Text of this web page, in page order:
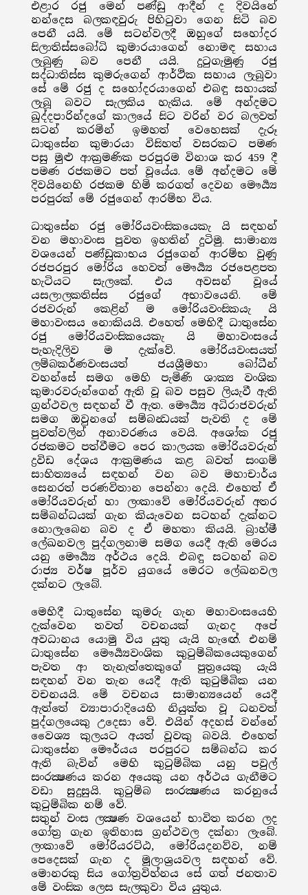
එළාර රජු මෙන් පණ්ඩු ආදීන් ද දිවයිනේ
නන්දෙස බලකඳවුරු පිහිටුවා ගෙන සිටි බව
පෙනී යයි. මේ සටන්වලදී ඔහුගේ සහෝදර
සිලාතිස්සබෝධි කුමාරයාගෙන් නොමඳ සහාය
ලැබුණු බව පෙනී යයි. දුටුගැමුණු රජු
සද්ධාතිස්ස කුමරුගෙන් ආර්ථික සහාය ලැබුවා
සේ මේ රජු ද සහෝදරයාගෙන් එබඳු සහායක්
ලැබූ බවට සැලකිය හැකිය. මේ අන්දමට
ඛුද්දපාරින්දගේ කාලයේ සිට වරින් වර බලවත්
සටන් කරමින් ඉමහත් වෙහෙසක් දැරූ
ධාතුසේන කුමාරයා විසිහත් වසරකට පමණ
පසු මුළු ආක්‍රමණික පරපුරම විනාශ කර 459 දී
පමණ රජකමට පත් වූයේය. මේ අන්දමට මේ
දිවයිනෙහි රජකම හිමි කරගත් දෙවන මෞර්‍ය්‍ය
පරපුරක් මේ රජුගෙන් ආරම්භ විය.
ධාතුසේන රජු මෝරියවංසිකයෙකැ යි සඳහන්
වන මහාවංස පුවත ඉහතින් දුටිමු. සාමාන්‍ය
වශයෙන් පණ්ඩුකාභය රජුගෙන් ආරම්භ වුණු
රජපරපුර මෝරිය හෙවත් මෞර්‍ය්‍ය රජපෙළපත
හැටියට සැලකේ. එය අවසන් වූයේ
යසලාලකතිස්ස රජුගේ අභාවයෙනි. මේ
රජවරුන් කෙළින් ම මෝරියවංසිකයැ යි
මහාවංසය නොකියයි. එහෙත් මෙහිදී ධාතුසේන
රජු මෝරියවංසිකයෙකැ යි මහාවංසයේ
පැහැදිලිව ම දැක්වේ. මෝරියවංසයත්
ලම්බකර්ණවංසයත් ජයශ්‍රීමහා බෝධීන්
වහන්සේ සමග මෙහි පැමිණි ශාක්‍ය වංශික
කුමාරවරුන්ගෙන් ඇති වූ බව පසුව ලියැවී ඇති
ග්‍රන්ථවල සඳහන් වී ඇත. මෞර්‍ය්‍ය අධිරාජවරුන්
සමග ඔවුනගේ සම්බන්‍ධයක් පැවති ද මේ
පුවත්වලින් අනාවරණය වෙයි. අශෝක රජු
රජකමට පත්වීමට පෙර කාලයක මෝරියවරුන්
ද්‍රවිඩ දේශය ආක්‍රමණය කළ බවත් සංගම්
සාහිත්‍යයේ සඳහන් වන බව මහාචාර්ය
සෙනරත් පරණවිතාන පෙන්නා දෙයි. එහෙත් ඒ
මෝරියවරුන් හා ලංකාවේ මෝරියවරුන් අතර
සම්බන්ධයක් ගැන කියැවෙන සටහන් දැක්නට
නොලැබෙන බව ද ඒ මහතා කියයි. බ්‍රාහ්මී
ලේඛනවල පුද්ගලනාම සමග යෙදී ඇති මෙරය
යනු මෞර්‍ය්‍ය අර්ථය දෙයි. එබඳු සටහන් බව
රාජ්‍ය වර්ෂ පූර්ව යුගයේ මෙරට ලේඛනවල
දක්නට ලැබේ.
මෙහිදී ධාතුසේන කුමරු ගැන මහාවංසයෙහි
දැක්වෙන තවත් වචනයක් ගැනද අපේ
අවධානය යොමු විය යුතු යැයි හැඟේ. එනම්
ධාතුසේන මෞර්‍ය්‍යවංශික කුටුම්බිකයෙකුගෙන්
පැවත ආ තැනැත්තෙකුගේ පුත්‍රයෙකු යැයි
සඳහන් වන තැන යෙදී ඇති කුටුම්බික යන
වචනයයි. මේ වචනය සාමාන්‍යයෙන් යෙදී
ඇත්තේ ව්‍යාපාරාදියෙහි නියුක්ත වූ ධනවත්
පුද්ගලයෙකු උදෙසා වේ. එයින් අදහස් වන්නේ
වෛශ්‍ය කුලයට අයත් වූවකු බවයි. එහෙත්
ධාතුසේන මෞර්යය පරපුරට සම්බන්ධ කර
ඇති බැවින් මෙහි කුටුම්බික යනු පවුල්
සංරක්‍ෂණය කරන අයෙකු යන අර්ථය ගැනීමට
වඩා සුදුසුයි. කුටුම්බ සංරක්‍ෂණය කරනුයේ
කුටුම්බික නම් වේ.
සතුන් වංස ලක්‍ෂණ වශයෙන් භාවිත කරන ලද
ගෝත්‍ර ගැන ඉතිහාස ග්‍රන්ථවල දක්නා ලැබේ.
ලංකාවේ මෝරියරට්ඨ, මෝරියදනව්ව, නම්
පෙදෙසක් ගැන ද මූලාශ්‍රයවල සඳහන් වේ.
මොනරකු සිය ගෝත්‍රවිහ්නය සේ ගත් ජනතාව
මේ වංසික ලෙස සැලකුවා විය යුතුය.